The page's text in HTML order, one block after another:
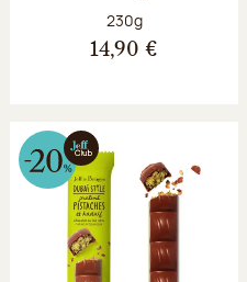
Poids net :
230g
14,90 €